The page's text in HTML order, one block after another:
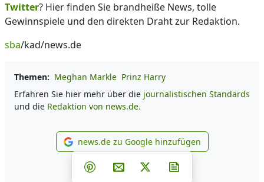
Twitter? Hier finden Sie brandheiße News, tolle
Gewinnspiele und den direkten Draht zur Redaktion.
sba/kad/news.de
Themen: Meghan Markle Prinz Harry
Erfahren Sie hier mehr über die journalistischen Standards
und die Redaktion von news.de.
news.de zu Google
news.de zu Google hinzufügen
Teilen auf Facebook
Teilen auf Whatsapp
Teilen auf Telegram
Teilen auf Pinterest
Per E-Mail teilen
Post auf X